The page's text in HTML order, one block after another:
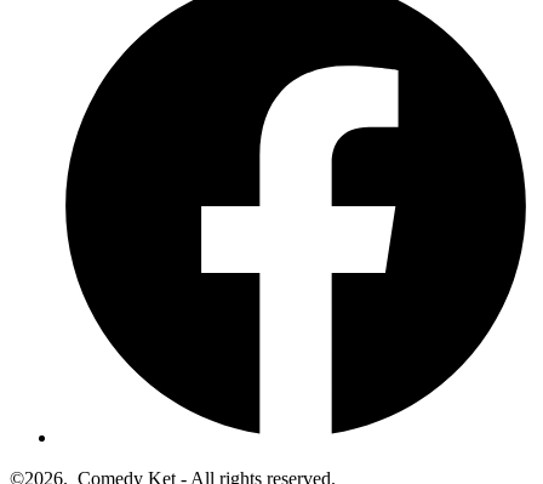
©2026. Comedy Ket - All rights reserved.